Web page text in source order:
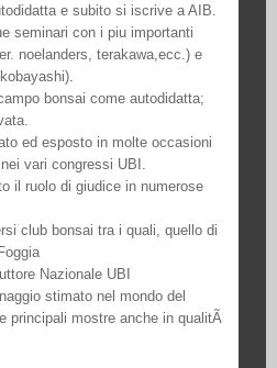
e subito si iscrive a AIB.
seminari con i piu importanti
noelanders, terakawa,ecc.) e
bonsai come autodidatta;
ed esposto in molte occasioni
vari congressi UBI.
il ruolo di giudice in numerose
club bonsai tra i quali, quello di
Nazionale UBI
stimato nel mondo del
principali mostre anche in qualitÃ